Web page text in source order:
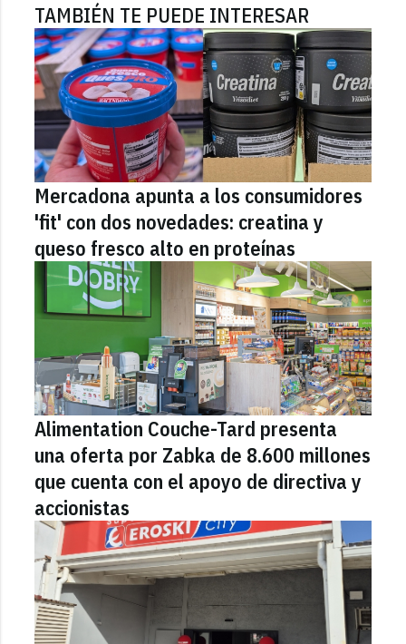
TAMBIÉN TE PUEDE INTERESAR
Mercadona apunta a los consumidores
'fit' con dos novedades: creatina y
queso fresco alto en proteínas
Alimentation Couche-Tard presenta
una oferta por Zabka de 8.600 millones
que cuenta con el apoyo de directiva y
accionistas